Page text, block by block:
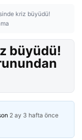
kriz büyüdü!
büyüdü!
2 ay 3 hafta önce